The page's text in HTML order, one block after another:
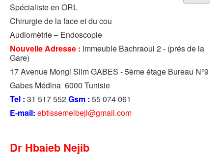
Spécialiste en ORL
Chirurgie de la face et du cou
Audiomètrie – Endoscopie
Nouvelle Adresse : Immeuble Bachraoui 2 - (prés de la
Gare)
17 Avenue Mongi Slim GABES - 5ème étage Bureau N°9
Gabes Médina 6000 Tunisie
Tel : 31 517 552Gsm : 55 074 061
E-mail: ebtissemelbeji@gmail.com
Dr Hbaieb Nejib